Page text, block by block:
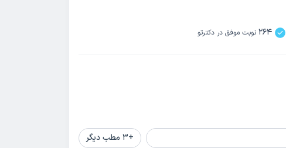
264 نوبت موفق در دکترتو
+
3 مطب دیگر